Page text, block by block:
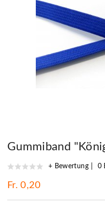
Gummiband
+ Bewertung 0
Fr. 0,20